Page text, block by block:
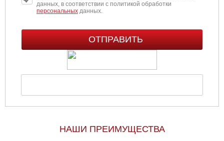
данных, в соответствии с политикой обработки
персональныхданных.
НАШИ ПРЕИМУЩЕСТВА